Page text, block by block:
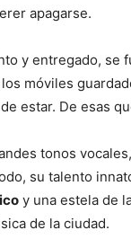
apagarse.
y entregado, se
móviles
estar. De esas
tonos
su talento
y una estela de
de la ciudad.